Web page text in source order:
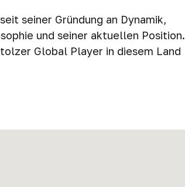
seiner Gründung an Dynamik,
und seiner aktuellen Position.
Global Player in diesem Land